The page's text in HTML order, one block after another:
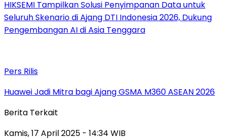
HIKSEMI Tampilkan Solusi Penyimpanan Data untuk
Seluruh Skenario di Ajang DTI Indonesia 2026, Dukung
Pengembangan AI di Asia Tenggara
Pers Rilis
Huawei Jadi Mitra bagi Ajang GSMA M360 ASEAN 2026
Berita Terkait
Kamis, 17 April 2025 - 14:34 WIB